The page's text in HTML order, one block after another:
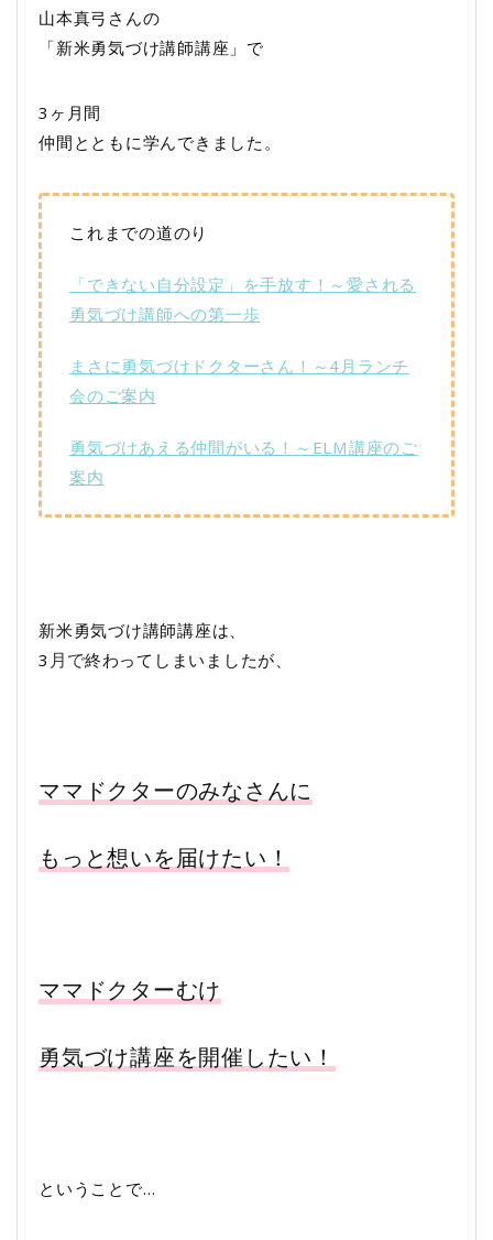
山本真弓さんの
「新米勇気づけ講師講座」で
3 ヶ月間
仲間とともに学んできました。
これまでの道のり
「できない自分設定」を手放す！～愛される
勇気づけ講師への第一歩
まさに勇気づけドクターさん！～4月ランチ
会のご案内
勇気づけあえる仲間がいる！～ELM講座のご
案内
新米勇気づけ講師講座は、
3 月で終わってしまいましたが、
ママドクターのみなさんに
もっと想いを届けたい！
ママドクターむけ
勇気づけ講座を開催したい！
ということで…